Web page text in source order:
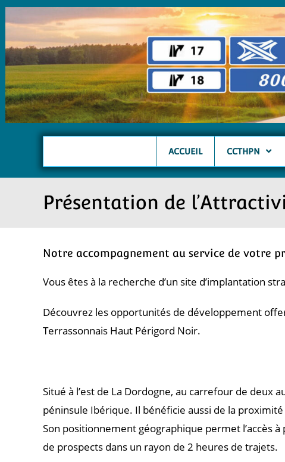
ACCUEIL CCTHPN
Présentation de
Notre accompagnement au service de votre
Vous êtes à la recherche d’un site d’implantation
Découvrez les opportunités de développement
Terrassonnais Haut Périgord Noir.
Situé à l’est de La Dordogne, au carrefour de deux
péninsule Ibérique. Il bénéficie aussi de la
Son positionnement géographique permet l’accès
de prospects dans un rayon de 2 heures de trajets.